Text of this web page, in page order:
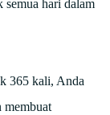
hari dalam
365 kali, Anda
membuat